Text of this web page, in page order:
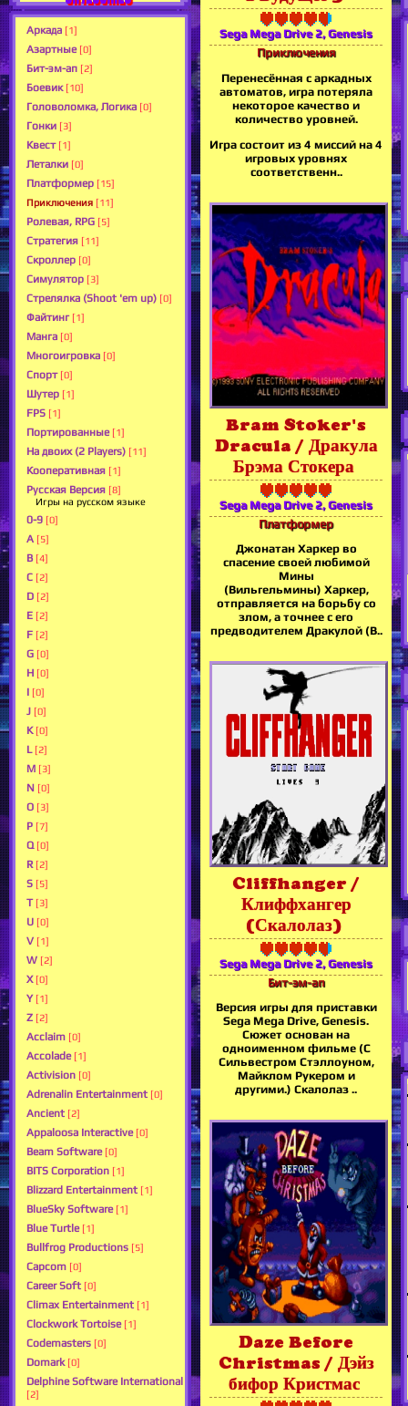
Аркада [1]
Азартные [0]
Бит-эм-ап [2]
Боевик [10]
Головоломка, Логика [0]
Гонки [3]
Квест [1]
Леталки [0]
Платформер [15]
Приключения [11]
Ролевая, RPG [5]
Стратегия [11]
Скроллер [0]
Симулятор [3]
Стрелялка (Shoot 'em up) [0]
Файтинг [1]
Манга [0]
Многоигровка [0]
Спорт [0]
Шутер [1]
FPS [1]
Портированные [1]
На двоих (2 Players) [11]
Кооперативная [1]
Русская Версия [8]
Игры на русском языке
0-9 [0]
A [5]
B [4]
C [2]
D [2]
E [2]
F [2]
G [0]
H [0]
I [0]
J [0]
K [0]
L [2]
M [3]
N [0]
O [3]
P [7]
Q [0]
R [2]
S [5]
T [3]
U [0]
V [1]
W [2]
X [0]
Y [1]
Z [2]
Acclaim [0]
Accolade [1]
Activision [0]
Adrenalin Entertainment [0]
Ancient [2]
Appaloosa Interactive [0]
Beam Software [0]
BITS Corporation [1]
Blizzard Entertainment [1]
BlueSky Software [1]
Blue Turtle [1]
Bullfrog Productions [5]
Capcom [0]
Career Soft [0]
Climax Entertainment [1]
Clockwork Tortoise [1]
Codemasters [0]
Domark [0]
Delphine Software International
[2]
Sega Mega Drive 2, Genesis
Приключения
Перенесённая с аркадных
автоматов, игра потеряла
некоторое качество и
количество уровней.
Игра состоит из 4 миссий на 4
игровых уровнях
соответственн..
Bram Stoker's
Dracula / Дракула
Брэма Стокера
Sega Mega Drive 2, Genesis
Платформер
Джонатан Харкер во
спасение своей любимой
Мины
(Вильгельмины) Харкер,
отправляется на борьбу со
злом, а точнее с его
предводителем Дракулой (В..
Cliffhanger /
Клиффхангер
(Скалолаз)
Sega Mega Drive 2, Genesis
Бит-эм-ап
Версия игры для приставки
Sega Mega Drive, Genesis.
Сюжет основан на
одноименном фильме (С
Сильвестром Стэллоуном,
Майклом Рукером и
другими.) Скалолаз ..
Daze Before
Christmas / Дэйз
бифор Кристмас